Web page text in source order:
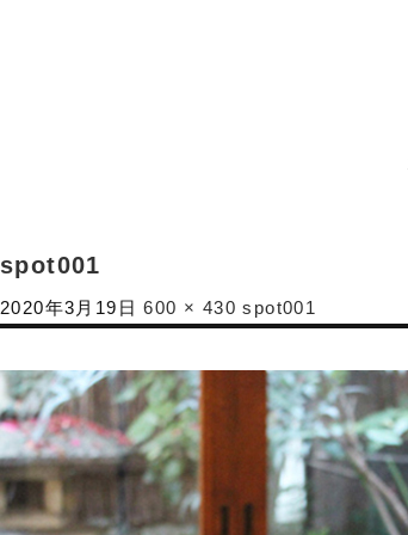
spot001
2020年3月19日 600 × 430 spot001